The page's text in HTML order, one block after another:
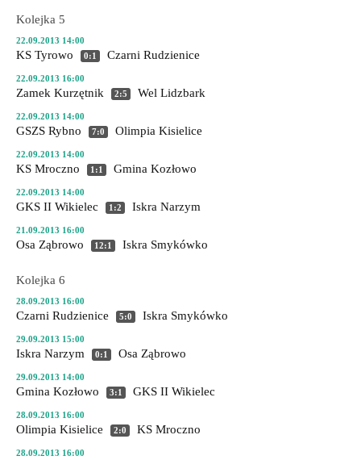
Kolejka 5
22.09.2013 14:00
KS Tyrowo 0:1 Czarni Rudzienice
22.09.2013 16:00
Zamek Kurzętnik 2:5 Wel Lidzbark
22.09.2013 14:00
GSZS Rybno 7:0 Olimpia Kisielice
22.09.2013 14:00
KS Mroczno 1:1 Gmina Kozłowo
22.09.2013 14:00
GKS II Wikielec 1:2 Iskra Narzym
21.09.2013 16:00
Osa Ząbrowo 12:1 Iskra Smykówko
Kolejka 6
28.09.2013 16:00
Czarni Rudzienice 5:0 Iskra Smykówko
29.09.2013 15:00
Iskra Narzym 0:1 Osa Ząbrowo
29.09.2013 14:00
Gmina Kozłowo 3:1 GKS II Wikielec
28.09.2013 16:00
Olimpia Kisielice 2:0 KS Mroczno
28.09.2013 16:00